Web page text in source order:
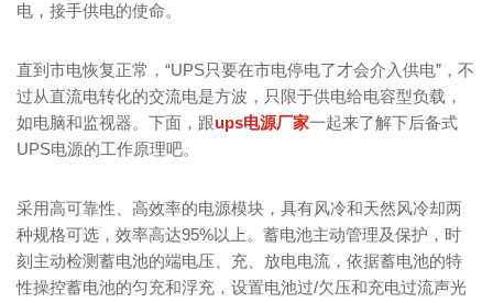
电，接手供电的使命。
直到市电恢复正常，“UPS只要在市电停电了才会介入供电”，不
过从直流电转化的交流电是方波，只限于供电给电容型负载，
如电脑和监视器。下面，跟ups电源厂家一起来了解下后备式
UPS电源的工作原理吧。
采用高可靠性、高效率的电源模块，具有风冷和天然风冷却两
种规格可选，效率高达95%以上。蓄电池主动管理及保护，时
刻主动检测蓄电池的端电压、充、放电电流，依据蓄电池的特
性操控蓄电池的匀充和浮充，设置电池过/欠压和充电过流声光